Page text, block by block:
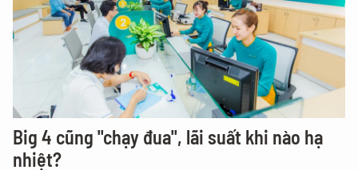
Big 4 cũng "chạy đua", lãi suất khi nào hạ
nhiệt?